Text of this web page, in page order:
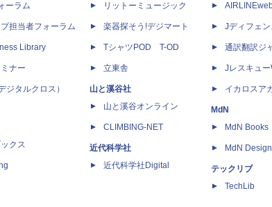
ーラム
担当者フォーラム
Library
ナー
ジタルクロス）
クス
リットーミュージック
楽器探そう!デジマート
TシャツPOD T-OD
立東舎
山と溪谷社
山と溪谷オンライン
CLIMBING-NET
近代科学社
近代科学社Digital
Jディフェ
通訳翻訳ジ
Jレスキュ
イカロスア
MdN
MdN Books
MdN
テックリブ
TechLib